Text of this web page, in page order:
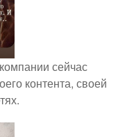
сейчас
контента, своей